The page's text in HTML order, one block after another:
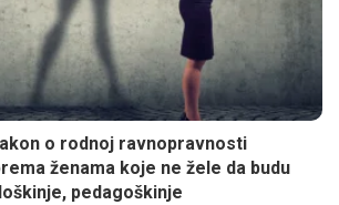
o rodnoj ravnopravnosti
ženama koje ne žele da budu
pedagoškinje